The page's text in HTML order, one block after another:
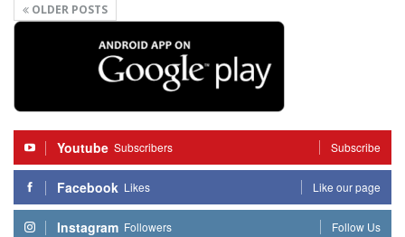
OLDER POSTS
Youtube Subscribers Subscribe
Facebook Likes Like our page
Instagram Followers Follow Us